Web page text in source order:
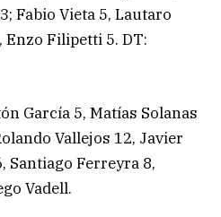
Fabio Vieta 5, Lautaro
Enzo Filipetti 5. DT:
García 5, Matías Solanas
Vallejos 12, Javier
Santiago Ferreyra 8,
Vadell.